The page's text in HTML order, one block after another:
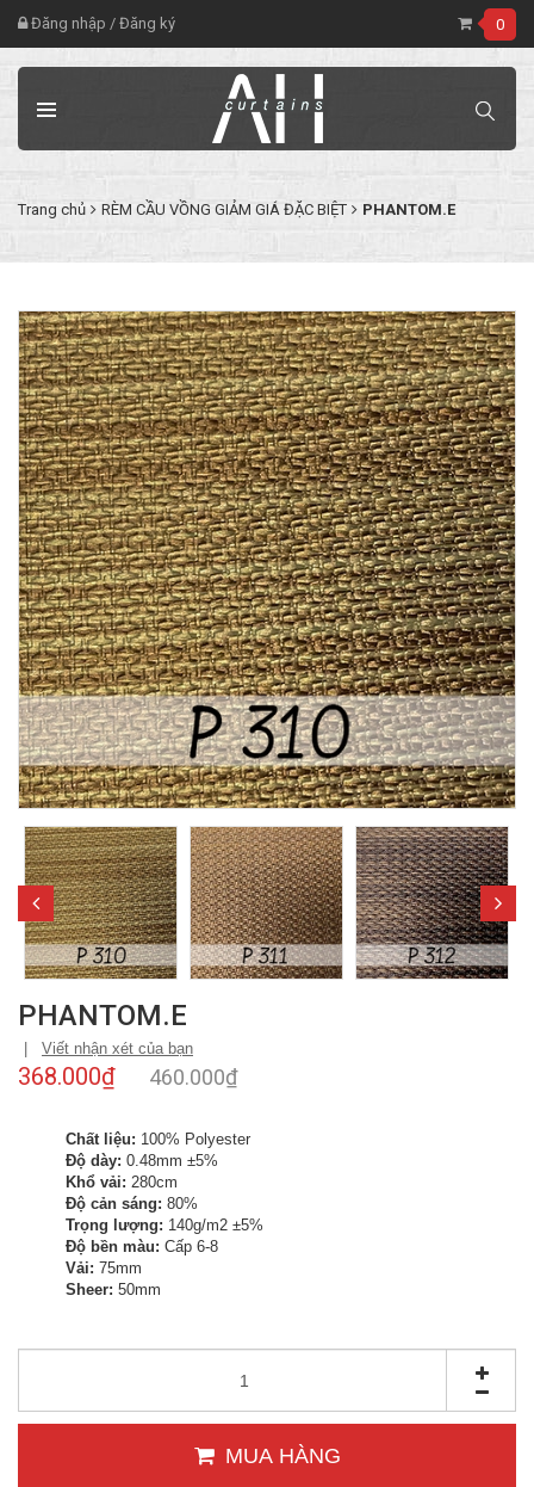
Đăng nhập / Đăng ký 0
Trang chủ RÈM CẦU VỒNG GIẢM GIÁ ĐẶC BIỆT PHANTOM.E
PHANTOM.E
Viết nhận xét của bạn
368.000₫ 460.000₫
Chất liệu: 100% Polyester
Độ dày: 0.48mm ±5%
Khổ vải: 280cm
Độ cản sáng: 80%
Trọng lượng: 140g/m2 ±5%
Độ bền màu: Cấp 6-8
Vải: 75mm
Sheer: 50mm
MUA HÀNG